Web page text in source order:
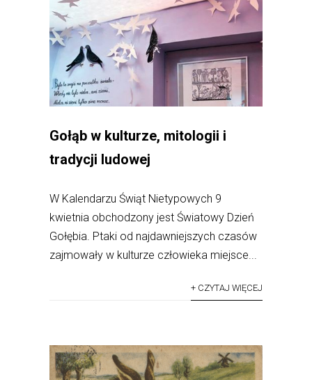
Gołąb w kulturze, mitologii i
tradycji ludowej
W Kalendarzu Świąt Nietypowych 9
kwietnia obchodzony jest Światowy Dzień
Gołębia. Ptaki od najdawniejszych czasów
zajmowały w kulturze człowieka miejsce...
+ CZYTAJ WIĘCEJ